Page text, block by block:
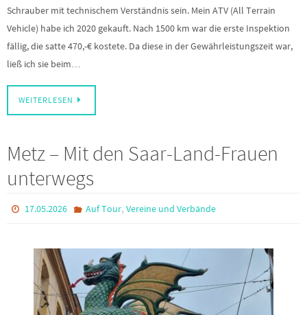
Schrauber mit technischem Verständnis sein. Mein ATV (All Terrain
Vehicle) habe ich 2020 gekauft. Nach 1500 km war die erste Inspektion
fällig, die satte 470,-€ kostete. Da diese in der Gewährleistungszeit war,
ließ ich sie beim…
WEITERLESEN
Metz – Mit den Saar-Land-Frauen
unterwegs
17.05.2026 Auf Tour, Vereine und Verbände